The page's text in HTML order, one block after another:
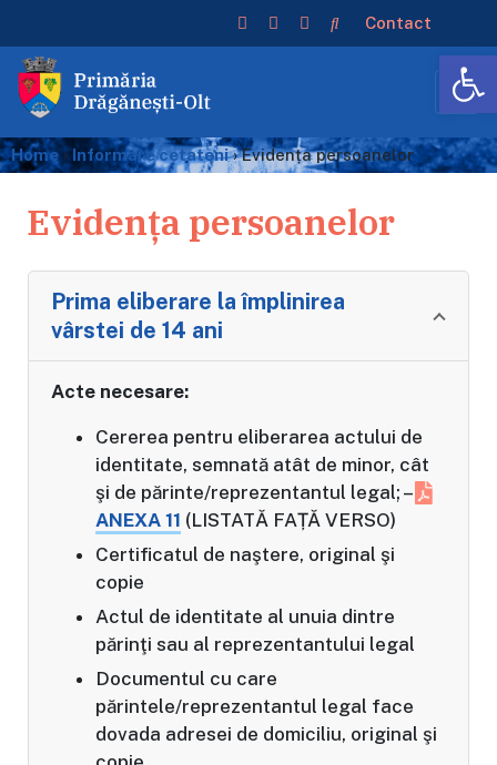
Home›Informare cetateni›Evidența persoanelor
Contact
Evidența persoanelor
Prima eliberare la împlinirea
vârstei de 14 ani
Acte necesare:
Cererea pentru eliberarea actului de
identitate, semnată atât de minor, cât
şi de părinte/reprezentantul legal; –
ANEXA 11 (LISTATĂ FAȚĂ VERSO)
Certificatul de naştere, original şi
copie
Actul de identitate al unuia dintre
părinţi sau al reprezentantului legal
Documentul cu care
părintele/reprezentantul legal face
dovada adresei de domiciliu, original şi